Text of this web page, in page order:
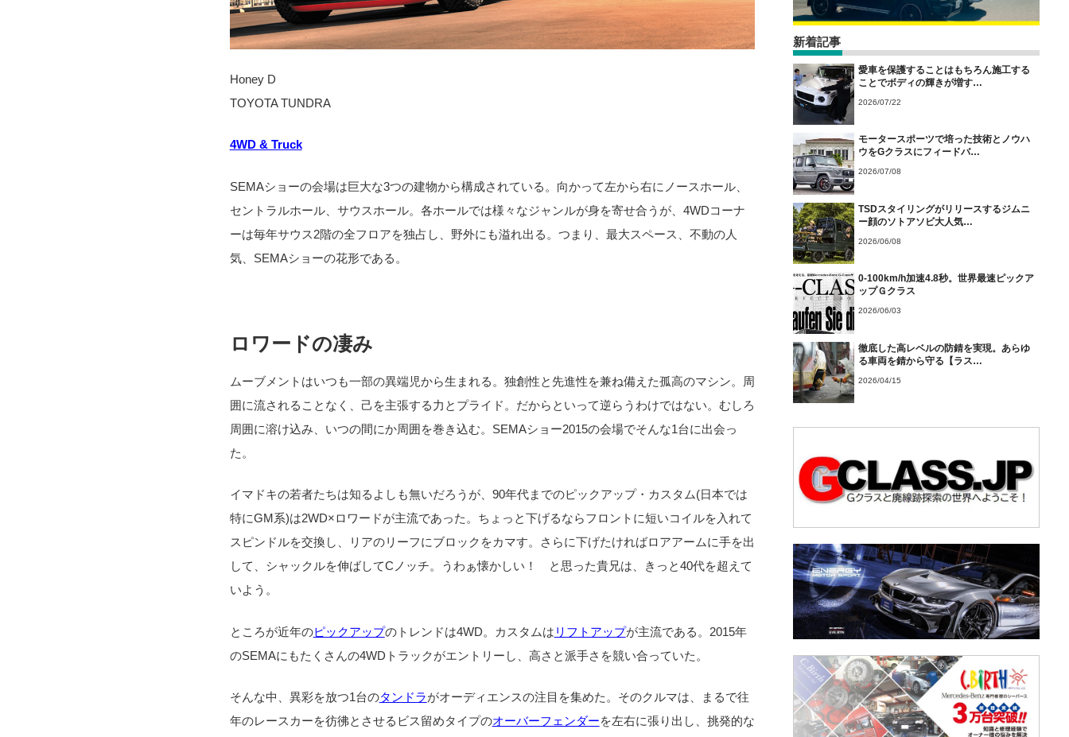
Honey D
TOYOTA TUNDRA
4WD & Truck
SEMAショーの会場は巨大な3つの建物から構成されている。向かって左から右にノースホール、
セントラルホール、サウスホール。各ホールでは様々なジャンルが身を寄せ合うが、4WDコーナ
ーは毎年サウス2階の全フロアを独占し、野外にも溢れ出る。つまり、最大スペース、不動の人
気、SEMAショーの花形である。
ロワードの凄み
ムーブメントはいつも一部の異端児から生まれる。独創性と先進性を兼ね備えた孤高のマシン。周
囲に流されることなく、己を主張する力とプライド。だからといって逆らうわけではない。むしろ
周囲に溶け込み、いつの間にか周囲を巻き込む。SEMAショー2015の会場でそんな1台に出会っ
た。
イマドキの若者たちは知るよしも無いだろうが、90年代までのピックアップ・カスタム(日本では
特にGM系)は2WD×ロワードが主流であった。ちょっと下げるならフロントに短いコイルを入れて
スピンドルを交換し、リアのリーフにブロックをカマす。さらに下げたければロアアームに手を出
して、シャックルを伸ばしてCノッチ。うわぁ懐かしい！ と思った貴兄は、きっと40代を超えて
いよう。
ところが近年のピックアップのトレンドは4WD。カスタムは リフトアップが主流である。2015年
のSEMAにもたくさんの4WDトラックがエントリーし、高さと派手さを競い合っていた。
そんな中、異彩を放つ1台のタンドラがオーディエンスの注目を集めた。そのクルマは、まるで往
年のレースカーを彷彿とさせるビス留めタイプのオーバーフェンダーを左右に張り出し、挑発的な
新着記事
愛車を保護することはもちろん施工する
ことでボディの輝きが増す…
2026/07/22
モータースポーツで培った技術とノウハ
ウをGクラスにフィードバ…
2026/07/08
TSDスタイリングがリリースするジムニ
ー顔のソトアソビ大人気…
2026/06/08
0-100km/h加速4.8秒。世界最速ピックア
ップＧクラス
2026/06/03
徹底した高レベルの防錆を実現。あらゆ
る車両を錆から守る【ラス…
2026/04/15